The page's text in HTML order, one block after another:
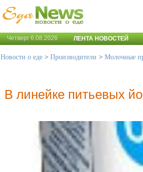
Четверг 6.08.2026 ЛЕНТА НОВОСТЕЙ
Новости о еде > Производители > Молочные
В линейке питьевых